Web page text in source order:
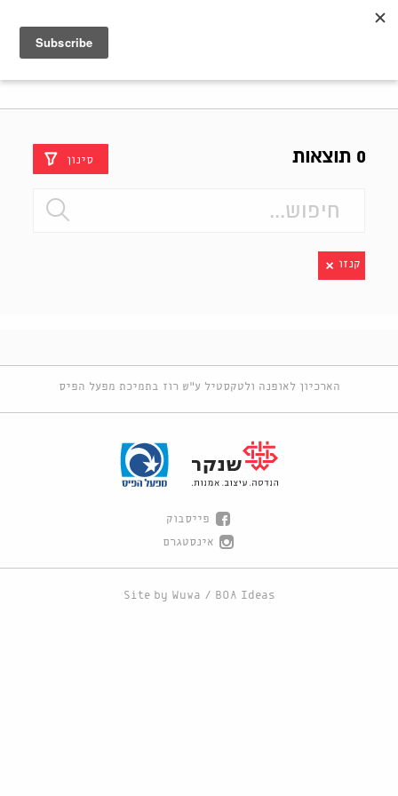
0 תוצאות סינון
קנזו
הארכיון לאופנה ולטקסטיל ע"ש רוז בתמיכת מפעל הפיס
פייסבוק
אינסטגרם
Site by Wuwa / BOA Ideas